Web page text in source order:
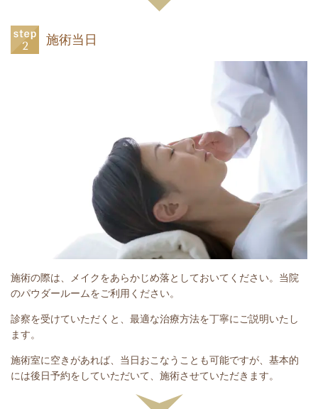
施術当日
施術の際は、メイクをあらかじめ落としておいてください。当院
のパウダールームをご利用ください。
診察を受けていただくと、最適な治療方法を丁寧にご説明いたし
ます。
施術室に空きがあれば、当日おこなうことも可能ですが、基本的
には後日予約をしていただいて、施術させていただきます。